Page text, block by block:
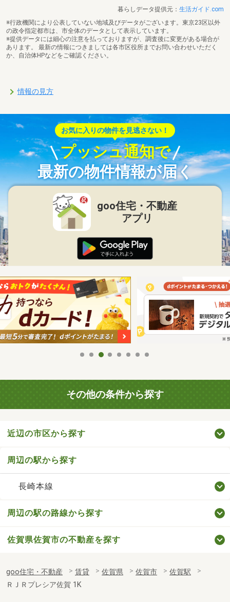
暮らしデータ提供元： 生活ガイド.com
※行政機関により公表していない地域及びデータがございます。東京23区以外
の政令指定都市は、市全体のデータとして表示しています。
※提供データには細心の注意を払っておりますが、調査後に変更がある場合が
あります。 最新の情報につきましては各市区役所までお問い合わせいただく
か、自治体HPなどをご確認ください。
情報の見方
お気に入りの物件を見逃さない！
プッシュ通知で
最新の物件情報が届く
goo住宅・不動産
アプリ
その他の条件から探す
近辺の市区から探す
周辺の駅から探す
長崎本線
周辺の駅の路線から探す
佐賀県佐賀市の不動産を探す
goo住宅・不動産 賃貸 佐賀県 佐賀市
佐賀駅
ＲＪＲプレシア佐賀 1K